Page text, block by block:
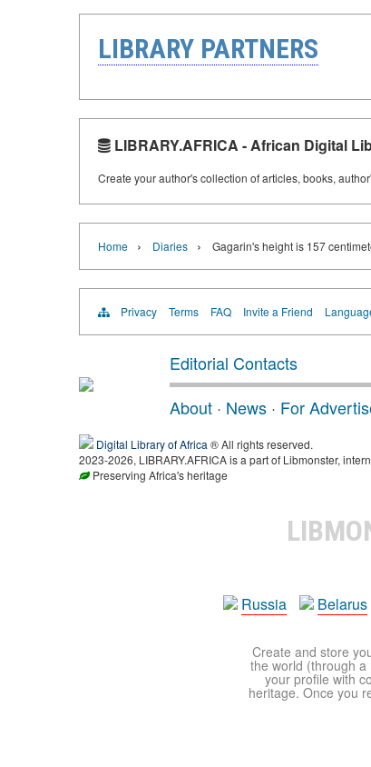
LIBRARY PARTNERS
LIBRARY.AFRICA - African Digital
Create your author's collection of articles, books,
Home › Diaries › Gagarin's height is 157
Privacy Terms FAQ Invite a Friend
Editorial Contacts
About · News · For
Digital Library of Africa ® All rights reserved.
2023-2026, LIBRARY.AFRICA is a part of Libmonster,
Preserving Africa's heritage
Russia
Belarus
Create and store
the world (through a
your profile with
heritage. Once you